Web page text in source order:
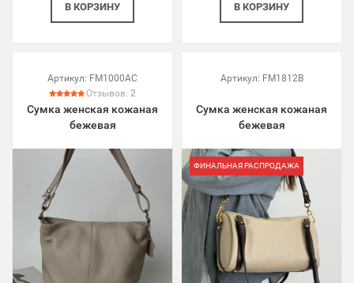
В КОРЗИНУ В КОРЗИНУ
Артикул: FM1000AC
Отзывов: 2
Сумка женская кожаная
бежевая
Артикул: FM1812B
Сумка женская кожаная
бежевая
ФИНАЛЬНАЯ РАСПРОДАЖА